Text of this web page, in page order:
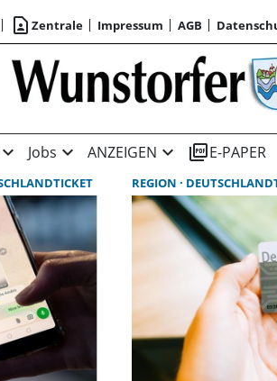
contact_page Zentrale Impressum AGB
expand_more Jobs expand_more ANZEIGEN expand_more picture_as_pdfE-PAPER
REGION